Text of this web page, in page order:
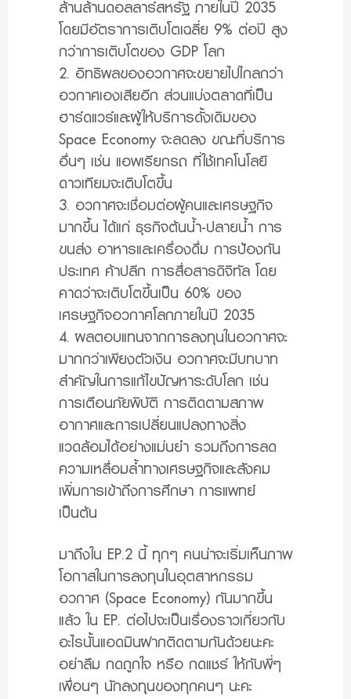
ล้านล้านดอลลาร์สหรัฐ ภายในปี 2035
โดยมีอัตราการเติบโตเฉลี่ย 9% ต่อปี สูง
กว่าการเติบโตของ GDP โลก
2. อิทธิพลของอวกาศจะขยายไปไกลกว่า
อวกาศเองเสียอีก ส่วนแบ่งตลาดที่เป็น
ฮาร์ดแวร์และผู้ให้บริการดั้งเดิมของ
Space Economy จะลดลง ขณะที่บริการ
อื่นๆ เช่น แอพเรียกรถ ที่ใช้เทคโนโลยี
ดาวเทียมจะเติบโตขึ้น
3. อวกาศจะเชื่อมต่อผู้คนและเศรษฐกิจ
มากขึ้น ได้แก่ ธุรกิจต้นน้ำ-ปลายน้ำ การ
ขนส่ง อาหารและเครื่องดื่ม การป้องกัน
ประเทศ ค้าปลีก การสื่อสารดิจิทัล โดย
คาดว่าจะเติบโตขึ้นเป็น 60% ของ
เศรษฐกิจอวกาศโลกภายในปี 2035
4. ผลตอบแทนจากการลงทุนในอวกาศจะ
มากกว่าเพียงตัวเงิน อวกาศจะมีบทบาท
สำคัญในการแก้ไขปัญหาระดับโลก เช่น
การเตือนภัยพิบัติ การติดตามสภาพ
อากาศและการเปลี่ยนแปลงทางสิ่ง
แวดล้อมได้อย่างแม่นยำ รวมถึงการลด
ความเหลื่อมล้ำทางเศรษฐกิจและสังคม
เพิ่มการเข้าถึงการศึกษา การแพทย์
เป็นต้น
มาถึงใน EP.2 นี้ ทุกๆ คนน่าจะเริ่มเห็นภาพ
โอกาสในการลงทุนในอุตสาหกรรม
อวกาศ (Space Economy) กันมากขึ้น
แล้ว ใน EP. ต่อไปจะเป็นเรื่องราวเกี่ยวกับ
อะไรนั้นแอดมินฝากติดตามกันด้วยนะคะ
อย่าลืม กดถูกใจ หรือ กดแชร์ ให้กับพี่ๆ
เพื่อนๆ นักลงทุุนของทุกคนๆ นะคะ